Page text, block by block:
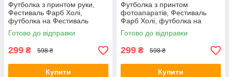
Футболка з принтом руки,
Фестиваль Фарб Холі,
футболка на Фестиваль
Фарб, Рекомендується на
Holi Fest!
Готово до відправки
299 ₴ 598 ₴
Купити
Футболка з принтом
фотоапаратів, Фестиваль
Фарб Холі, футболка на
Фестиваль Фарб,
Рекомендується на Holi Fest!
Готово до відправки
299 ₴ 598 ₴
Купити